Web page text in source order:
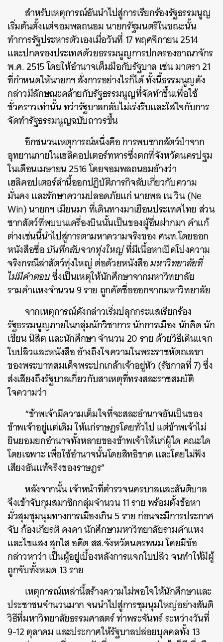
สำหรับเหตุการณ์อันนำไปสู่การเรียกร้องรัฐธรรมนูญ
เริ่มต้นตั้งแต่จอมพลถนอม นายกรัฐมนตรีในขณะนั้น
ทำการรัฐประหารตัวเองเมื่อวันที่ 17 พฤศจิกายน 2514
และปกครองประเทศด้วยธรรมนูญการปกครองอาณาจักร
พ.ศ. 2515 โดยให้อำนาจเต็มมือกับรัฐบาล เช่น มาตรา 21
ที่กำหนดให้นายกฯ สั่งการอย่างไรก็ได้ ทั้งนี้ธรรมนูญดัง
กล่าวมีลักษณะคล้ายกับรัฐธรรมนูญที่จัดทำขึ้นเพื่อใช้
ชั่วคราวเท่านั้น ทว่ารัฐบาลกลับไม่เร่งรีบและใส่ใจกับการ
จัดทำรัฐธรรมนูญฉบับถาวรขึ้น
อีกชนวนเหตุการณ์หนึ่งคือ การพบซากสัตว์ป่าจาก
อุทยานภายในเฮลิคอปเตอร์ทหารซึ่งตกที่จังหวัดนครปฐม
ในเดือนเมษายน 2516 โดยจอมพลถนอมอ้างว่า
เฮลิคอปเตอร์ลำนี้ออกปฏิบัติภารกิจลับเกี่ยวกับความ
มั่นคง และรักษาความปลอดภัยแก่ นายพล เน วิน (Ne
Win) นายกฯ เมียนมา ที่เดินทางมาเยือนประเทศไทย ส่วน
ซากสัตว์ที่พบบนเครื่องบินนั้นเป็นของผู้อื่นฝากมา คำแก้
ต่างเช่นนี้นำไปสู่การตามหาความจริงของ ศนท.โดยออก
หนังสือชื่อบันทึกลับจากทุ่งใหญ่ที่มีเนื้อหาเปิดโปงความ
จริงกรณีล่าสัตว์ทุ่งใหญ่ ต่อด้วยหนังสือมหาวิทยาลัยที่
ไม่มีคำตอบซึ่งเป็นเหตุให้นักศึกษาจากมหาวิทยาลัย
รามคำแหงจำนวน 9 ราย ถูกคัดชื่อออกจากมหาวิทยาลัย
จากเหตุการณ์ดังกล่าวเริ่มปลุกกระแสเรียกร้อง
รัฐธรรมนูญภายในกลุ่มนักวิชาการ นักการเมือง นักคิด นัก
เขียน นิสิต และนักศึกษา จำนวน 20 ราย ด้วยวิธีเดินแจก
ใบปลิวและหนังสือ อ้างถึงใจความในพระราชหัตถเลขา
ของพระบาทสมเด็จพระปกเกล้าเจ้าอยู่หัว (รัชกาลที่ 7) ซึ่ง
ส่งเสียงถึงรัฐบาลเกี่ยวกับสาเหตุที่ทรงสละราชสมบัติ
ใจความว่า
“ข้าพเจ้ามีความเต็มใจที่จะสละอํานาจอันเป็นของ
ข้าพเจ้าอยู่แต่เดิม ให้แก่ราษฎรโดยทั่วไป แต่ข้าพเจ้าไม่
ยินยอมยกอํานาจทั้งหลายของข้าพเจ้าให้แก่ผู้ใด คณะใด
โดยเฉพาะ เพื่อใช้อํานาจนั้นโดยสิทธิขาด และโดยไม่ฟัง
เสียงอันแท้จริงของราษฎร”
หลังจากนั้น เจ้าหน้าที่ตํารวจนครบาลและสันติบาล
จึงเข้าจับกุมสมาชิกกลุ่มจำนวน 11 ราย พร้อมตั้งข้อหา
มั่วสุมชุมนุมทางการเมืองเกิน 5 ราย ก่อนจะมีการประกาศ
จับ ก้องเกียรติ คงคา นักศึกษามหาวิทยาลัยรามคำแหง
และไขแสง สุกใส อดีต สส.จังหวัดนครพนม โดยมีข้อ
กล่าวหาว่า เป็นผู้อยู่เบื้องหลังการแจกใบปลิว จนทำให้มีผู้
ถูกจับทั้งหมด 13 ราย
เหตุการณ์เหล่านี้สร้างความไม่พอใจให้นักศึกษาและ
ประชาชนจำนวนมาก จนนำไปสู่การชุมนุมใหญ่อย่างสันติ
วิธีที่มหาวิทยาลัยธรรมศาสตร์ ท่าพระจันทร์ ระหว่างวันที่
9-12 ตุลาคม และประกาศให้รัฐบาลปล่อยบุคคลทั้ง 13